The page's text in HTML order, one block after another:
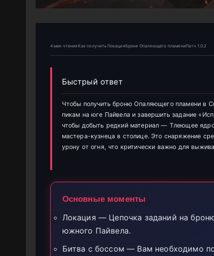
4 мин чтенияКак получитьЛокацияБроня Опаляющего пламениПатч 1.0.2
Быстрый ответ
Чтобы получить броню Опаляющего пламени в
пикам на юге Пайвела и завершить задание
чтобы добыть редкий материал — Тлеющее
мастера-кузнеца в столице. Это снаряжение
урону от огня, что критически важно для
Основные моменты
Локация — Цепочка заданий на
южного Пайвела.
Битва с боссом — Вам необходимо